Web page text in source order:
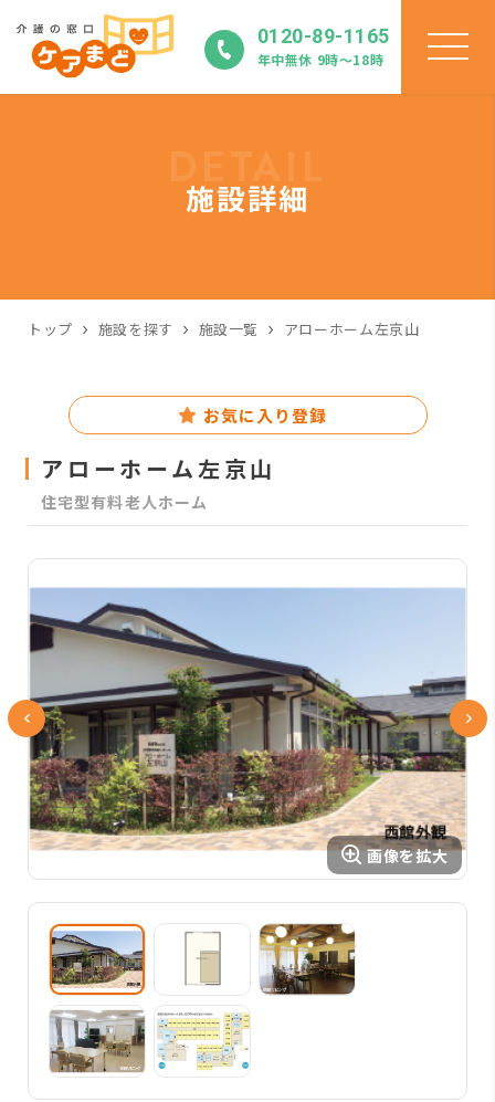
0120-89-1165
年中無休 9時〜18時
施設詳細
トップ 施設を探す 施設一覧 アローホーム左京山
お気に入り登録
アローホーム左京山
住宅型有料老人ホーム